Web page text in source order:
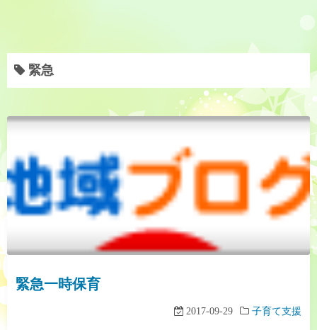
緊急
緊急一時保育
2017-09-29 子育て支援